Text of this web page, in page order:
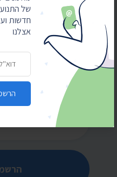
של
חדשות
אצלנו
הרשמו לקבלת
מוזמנים להירשם
לחופש המידע לקבלת
הנעשה
כתובת דואר אלקטרוני